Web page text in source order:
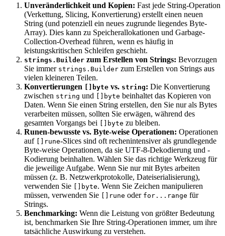
Unveränderlichkeit und Kopien: Fast jede String-Operation
(Verkettung, Slicing, Konvertierung) erstellt einen neuen
String (und potenziell ein neues zugrunde liegendes Byte-
Array). Dies kann zu Speicherallokationen und Garbage-
Collection-Overhead führen, wenn es häufig in
leistungskritischen Schleifen geschieht.
strings.Builder zum Erstellen von Strings: Bevorzugen
Sie immer strings.Builder zum Erstellen von Strings aus
vielen kleineren Teilen.
Konvertierungen
[]byte vs. string: Die Konvertierung
zwischen string und []byte beinhaltet das Kopieren von
Daten. Wenn Sie einen String erstellen, den Sie nur als Bytes
verarbeiten müssen, sollten Sie erwägen, während des
gesamten Vorgangs bei
[]byte zu bleiben.
Runen-bewusste vs. Byte-weise Operationen: Operationen
auf
[]rune-Slices sind oft rechenintensiver als grundlegende
Byte-weise Operationen, da sie UTF-8-Dekodierung und -
Kodierung beinhalten. Wählen Sie das richtige Werkzeug für
die jeweilige Aufgabe. Wenn Sie nur mit Bytes arbeiten
müssen (z. B. Netzwerkprotokolle, Dateiserialisierung),
verwenden Sie
[]byte. Wenn Sie Zeichen manipulieren
müssen, verwenden Sie
[]rune oder for...range für
Strings.
Benchmarking: Wenn die Leistung von größter Bedeutung
ist, benchmarken Sie Ihre String-Operationen immer, um ihre
tatsächliche Auswirkung zu verstehen.